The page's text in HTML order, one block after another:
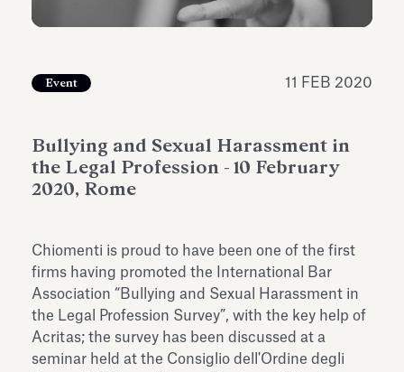
ampliando gli spazi espositivi
dell’Antiquarium di Villa Albani
Event 11 FEB 2020
Bullying and Sexual Harassment in
the Legal Profession - 10 February
2020, Rome
Chiomenti is proud to have been one of the first
firms having promoted the International Bar
Association “Bullying and Sexual Harassment in
the Legal Profession Survey”, with the key help of
Acritas; the survey has been discussed at a
seminar held at the Consiglio dell'Ordine degli